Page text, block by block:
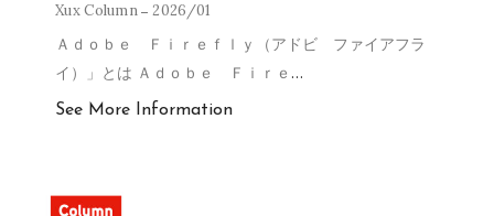
Xux Column 2026/01
Ａｄｏｂｅ Ｆｉｒｅｆｌｙ（アドビ ファイアフラ
イ）」とは Ａｄｏｂｅ Ｆｉｒｅ …
See More Information